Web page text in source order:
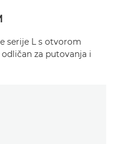
serije L s otvorom
za putovanja i